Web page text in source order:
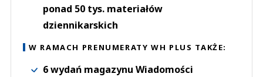
ponad 50 tys. materiałów
dziennikarskich
W RAMACH PRENUMERATY WH PLUS TAKŻE:
6 wydań magazynu Wiadomości